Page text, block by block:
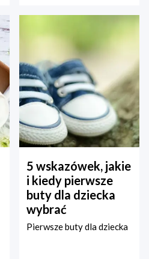
5 wskazówek, jakie
i kiedy pierwsze
buty dla dziecka
wybrać
Pierwsze buty dla dziecka